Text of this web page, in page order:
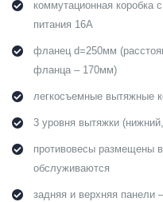
коммутационная коробка
питания 16А
фланец d=250мм
фланца – 170мм)
легкосъемные вытяжные
3 уровня вытяжки
противовесы размещены
обслуживаются
задняя и верхняя панели